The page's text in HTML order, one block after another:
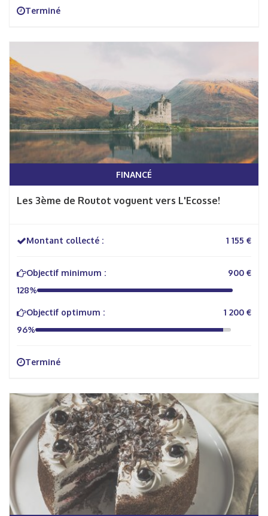
Terminé
FINANCÉ
Les 3ème de Routot voguent vers L'Ecosse!
Montant collecté : 1 155 €
Objectif minimum :
900 €
128%
Objectif optimum :
1 200 €
96%
Terminé